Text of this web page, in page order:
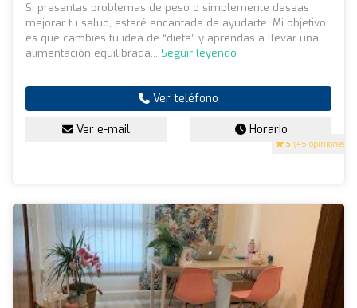
5 (45 opiniones)
Si presentas problemas de peso o simplemente deseas
mejorar tu salud, estaré encantada de ayudarte. Mi objetivo
es que cambies tu idea de “dieta” y aprendas a llevar una
alimentación equilibrada... Seguir leyendo
Ver teléfono
Ver e-mail Horario